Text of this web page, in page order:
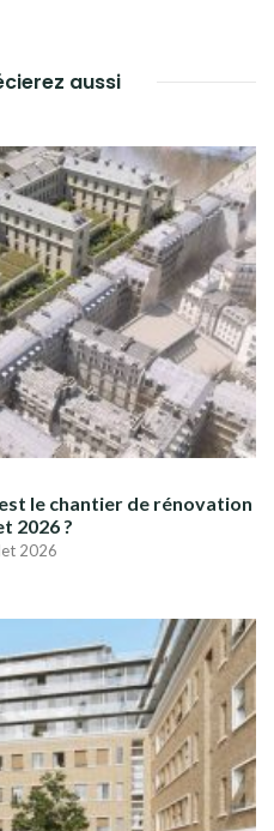
aussi
le chantier de rénovation
2026 ?
2026